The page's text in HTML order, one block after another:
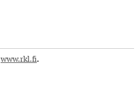
www.rkl.fi.